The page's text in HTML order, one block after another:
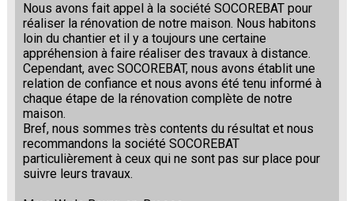
Nous avons fait appel à la société SOCOREBAT pour
réaliser la rénovation de notre maison. Nous habitons
loin du chantier et il y a toujours une certaine
appréhension à faire réaliser des travaux à distance.
Cependant, avec SOCOREBAT, nous avons établit une
relation de confiance et nous avons été tenu informé à
chaque étape de la rénovation complète de notre
maison.
Bref, nous sommes très contents du résultat et nous
recommandons la société SOCOREBAT
particulièrement à ceux qui ne sont pas sur place pour
suivre leurs travaux.